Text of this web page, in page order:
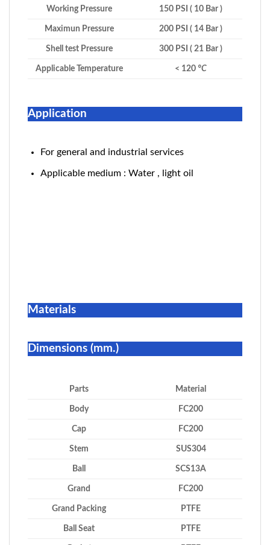
Working Pressure 150 PSI ( 10 Bar )
Maximun Pressure 200 PSI ( 14 Bar )
Shell test Pressure 300 PSI ( 21 Bar )
Applicable Temperature < 120 °C
Application
For general and industrial services
Applicable medium : Water , light oil
Materials
Dimensions (mm.)
Parts Material
Body FC200
Cap FC200
Stem SUS304
Ball SCS13A
Grand FC200
Grand Packing PTFE
Ball Seat PTFE